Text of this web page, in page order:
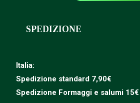
SPEDIZIONE
Italia:
Spedizione standard 7,90€
Spedizione Formaggi e salumi 15€